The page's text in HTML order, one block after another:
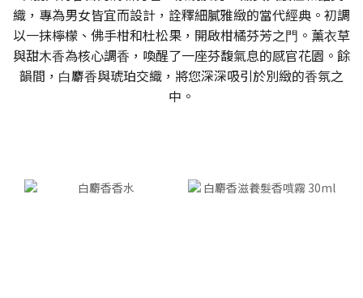
織，專為男女皆宜而設計，詮釋細膩雅緻的當代經典。初調
以⼀抹檸檬、佛⼿柑和杜松果，開啟柑橘芬芳之⾨。薰⾐草
與甜⽊⾹為核⼼調⾹，喚醒了⼀座芬馥氣息的感官花園。餘
韻間，⽩麝⾹與琥珀交織，將您深深吸引於別緻的⾹氛之
中。